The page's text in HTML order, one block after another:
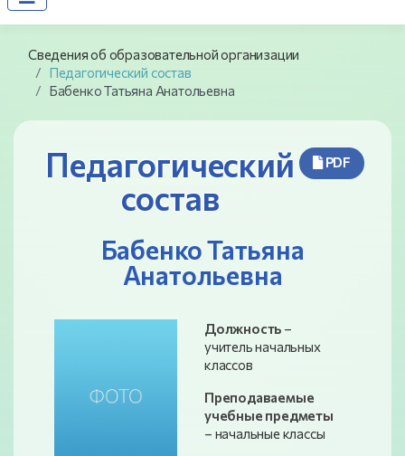
Сведения об образовательной организации
Педагогический состав
Бабенко Татьяна Анатольевна
PDF
Педагогический
состав
Бабенко Татьяна
Анатольевна
Должность –
учитель начальных
классов
Преподаваемые
учебные предметы
– начальные классы